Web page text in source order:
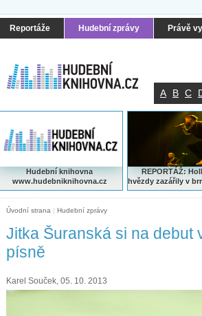
Reportáže Hudební zprávy Právě
A B C
Hudební knihovna
www.hudebniknihovna.cz
REPORTÁŽ:
hvězdy zazářily v
Úvodní strana | Hudební zprávy
Jitka Šuranská si na debut
písně
Karel Souček, 05. 10. 2013